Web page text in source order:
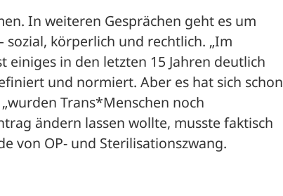
In weiteren Gesprächen geht es um
körperlich und rechtlich. „Im
in den letzten 15 Jahren deutlich
und normiert. Aber es hat sich schon
Trans*Menschen noch
ändern lassen wollte, musste faktisch
von OP- und Sterilisationszwang.